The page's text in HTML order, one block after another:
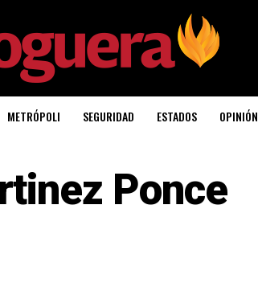
METRÓPOLI SEGURIDAD ESTADOS OPINIÓN
Ponce